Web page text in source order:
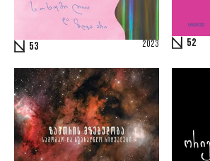
53 2023 52